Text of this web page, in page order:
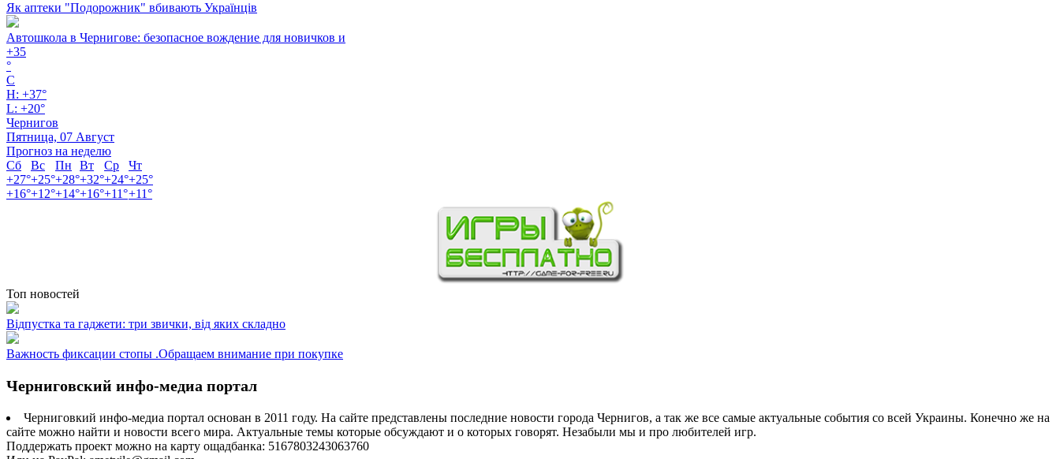
Як аптеки "Подорожник" вбивають Українців
Автошкола в Чернигове: безопасное вождение для новичков и
+35
°
C
H: +37°
L: +20°
Чернигов
Пятница, 07 Август
Прогноз на неделю
Сб
Вс Пн Вт Ср
Чт
+27°+25°+28°+32°+24°+25°
+16°+12°+14°+16°+11°+11°
Топ новостей
Відпустка та гаджети: три звички, від яких складно
Важность фиксации стопы .Обращаем внимание при покупке
Черниговский инфо-медиа портал
Черниговкий инфо-медиа портал основан в 2011 году. На сайте представлены последние новости города Чернигов, а так же все самые актуальные события со всей Украины. Конечно же на
сайте можно найти и новости всего мира. Актуальные темы которые обсуждают и о которых говорят. Незабыли мы и про любителей игр.
Поддержать проект можно на карту ощадбанка: 5167803243063760